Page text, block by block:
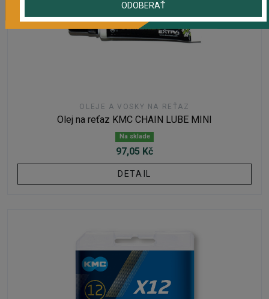
OLEJE A VOSKY NA REŤAZ
Olej na reťaz KMC CHAIN LUBE MINI
Na sklade
97,05 Kč
DETAIL
ODOBERAŤ